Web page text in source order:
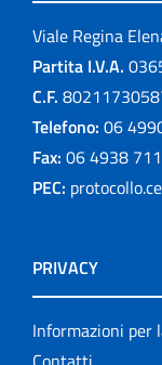
Viale Regina
Partita I.V.A.
C.F.
Telefono: 06
Fax: 06 4938
PEC:
PRIVACY
Informazioni per